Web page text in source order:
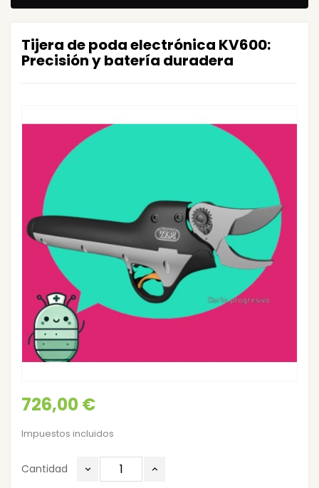
Tijera de poda electrónica KV600:
Precisión y batería duradera
726,00 €
Impuestos incluidos
Cantidad